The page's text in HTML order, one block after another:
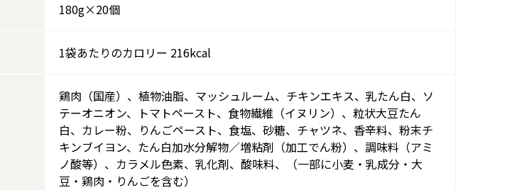
180g×20個
1袋あたりのカロリー 216kcal
鶏肉（国産）、植物油脂、マッシュルーム、チキンエキス、乳たん白、ソ
テーオニオン、トマトペースト、食物繊維（イヌリン）、粒状大豆たん
白、カレー粉、りんごペースト、食塩、砂糖、チャツネ、香辛料、粉末チ
キンブイヨン、たん白加水分解物／増粘剤（加工でん粉）、調味料（アミ
ノ酸等）、カラメル色素、乳化剤、酸味料、（一部に小麦・乳成分・大
豆・鶏肉・りんごを含む）